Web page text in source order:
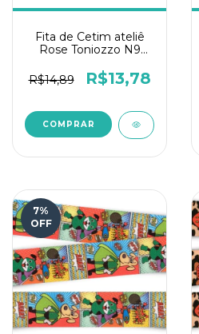
Fita de Cetim ateliê
Rose Toniozzo N9
R$14,89
R$13,78
7%
OFF